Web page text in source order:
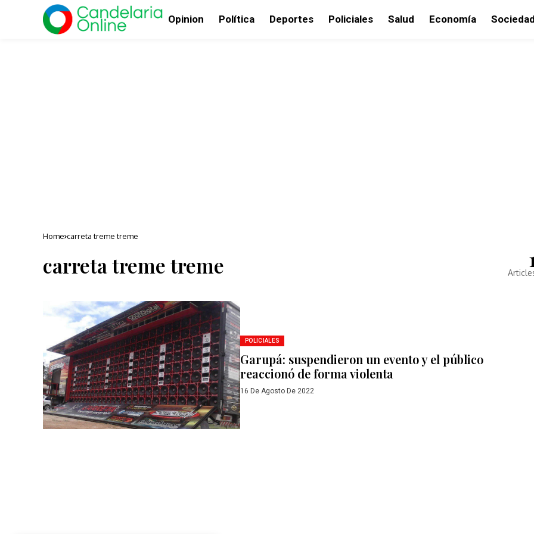
Opinion Política Deportes Policiales Salud Economía
Home carreta treme treme
carreta treme treme
POLICIALES
Garupá: suspendieron un evento y el público
reaccionó de forma violenta
16 De Agosto De 2022